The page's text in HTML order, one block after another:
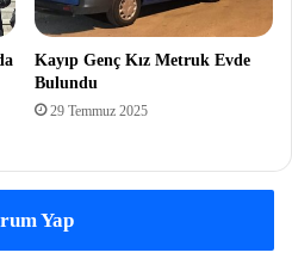
Kayıp Genç Kız Metruk Evde
Bulundu
29 Temmuz 2025
Yap